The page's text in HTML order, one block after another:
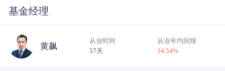
基金经理
黄飙
从业时间
57天
从业年均回报
24.54%